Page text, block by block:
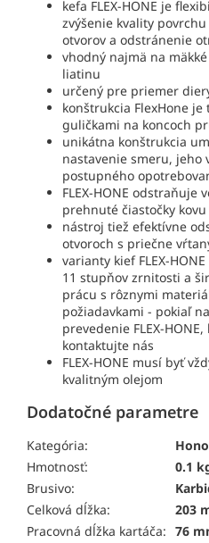
kefa FLEX-HONE je
zvýšenie kvality
otvorov a odstránenie
vhodný najmä na
liatinu
určený pre priemer
konštrukcia FlexHone
guličkami na koncoch
unikátna konštrukcia
nastavenie smeru, jeho
postupného
FLEX-HONE
prehnuté čiastočky
nástroj tiež efektívne
otvoroch s priečne
varianty kief FLEX-
11 stupňov zrnitosti a
prácu s rôznymi
požiadavkami - pokiaľ
prevedenie FLEX-
kontaktujte nás
FLEX-HONE musí byť
kvalitným olejom
Dodatočné parametre
Kategória:
Hmotnosť:
0.1
Brusivo:
Celková dĺžka:
203
Pracovná dĺžka kartáča: 76